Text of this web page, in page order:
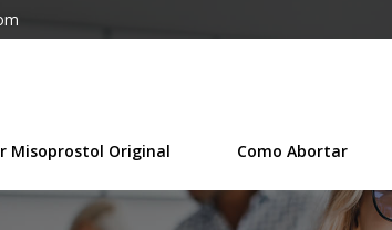
Misoprostol Original Como Abortar